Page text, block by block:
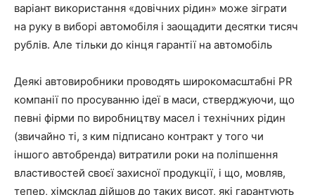
варіант використання «довічних рідин» може зіграти
на руку в виборі автомобіля і заощадити десятки тисяч
рублів. Але тільки до кінця гарантії на автомобіль
Деякі автовиробники проводять широкомасштабні PR
компанії по просуванню ідеї в маси, стверджуючи, що
певні фірми по виробництву масел і технічних рідин
(звичайно ті, з ким підписано контракт у того чи
іншого автобренда) витратили роки на поліпшення
властивостей своєї захисної продукції, і що, мовляв,
тепер, хімсклад дійшов до таких висот, які гарантують